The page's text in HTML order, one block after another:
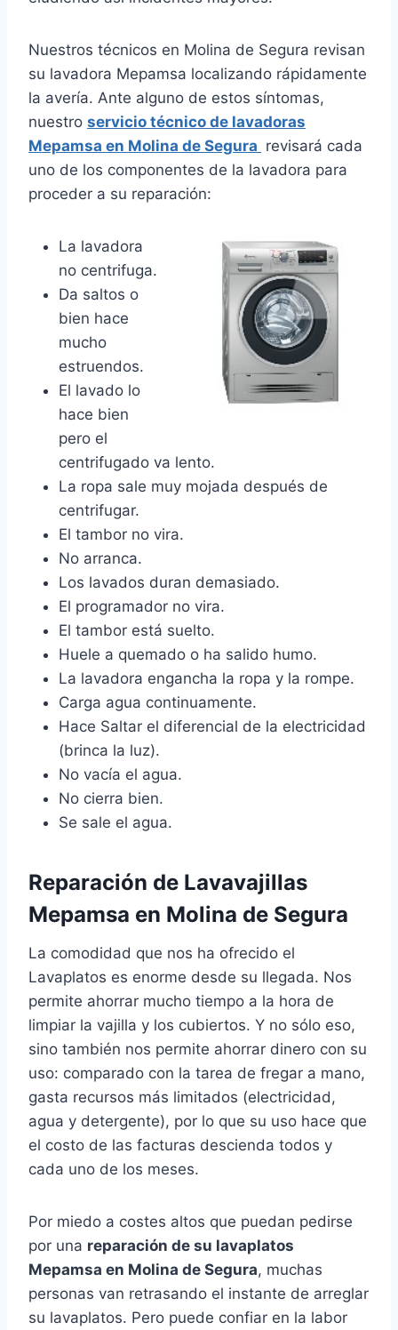
Nuestros técnicos en Molina de Segura revisan
su lavadora Mepamsa localizando rápidamente
la avería. Ante alguno de estos síntomas,
nuestro servicio técnico de lavadoras
Mepamsa en Molina de Segura revisará cada
uno de los componentes de la lavadora para
proceder a su reparación:
La lavadora
no centrifuga.
Da saltos o
bien hace
mucho
estruendos.
El lavado lo
hace bien
pero el
centrifugado va lento.
La ropa sale muy mojada después de
centrifugar.
El tambor no vira.
No arranca.
Los lavados duran demasiado.
El programador no vira.
El tambor está suelto.
Huele a quemado o ha salido humo.
La lavadora engancha la ropa y la rompe.
Carga agua continuamente.
Hace Saltar el diferencial de la electricidad
(brinca la luz).
No vacía el agua.
No cierra bien.
Se sale el agua.
Reparación de Lavavajillas
Mepamsa en Molina de Segura
La comodidad que nos ha ofrecido el
Lavaplatos es enorme desde su llegada. Nos
permite ahorrar mucho tiempo a la hora de
limpiar la vajilla y los cubiertos. Y no sólo eso,
sino también nos permite ahorrar dinero con su
uso: comparado con la tarea de fregar a mano,
gasta recursos más limitados (electricidad,
agua y detergente), por lo que su uso hace que
el costo de las facturas descienda todos y
cada uno de los meses.
Por miedo a costes altos que puedan pedirse
por una reparación de su lavaplatos
Mepamsa en Molina de Segura, muchas
personas van retrasando el instante de arreglar
su lavaplatos. Pero puede confiar en la labor